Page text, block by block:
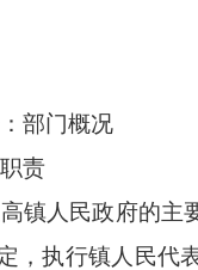
部门概况
责
镇人民政府的主
，执行镇人民代